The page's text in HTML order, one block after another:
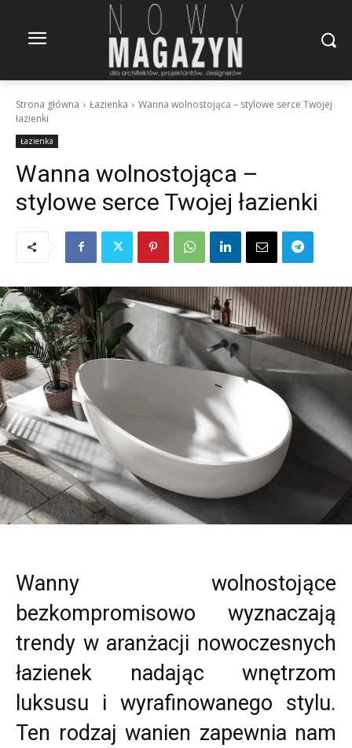
Strona główna Łazienka
Wanna wolnostojąca – stylowe serce Twojej
łazienki
Łazienka
Wanna wolnostojąca –
stylowe serce Twojej łazienki
Wanny wolnostojące
bezkompromisowo wyznaczają
trendy w aranżacji nowoczesnych
łazienek nadając wnętrzom
luksusu i wyrafinowanego stylu.
Ten rodzaj wanien zapewnia nam